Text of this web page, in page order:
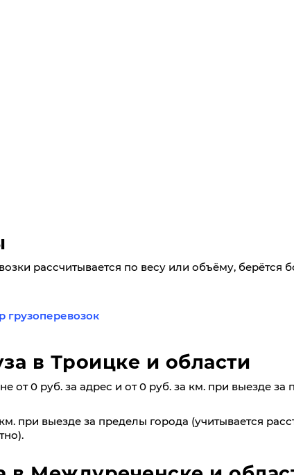
рассчитывается по весу или объёму, берётся
грузоперевозок
в Троицке и области
от 0 руб. за адрес и от 0 руб. за км. при выезде за
при выезде за пределы города (учитывается